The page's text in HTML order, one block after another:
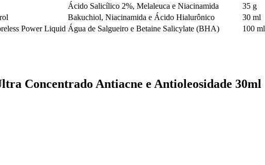
Ácido Salicílico 2%, Melaleuca e Niacinamida 35 g
Bakuchiol, Niacinamida e Ácido Hialurônico 30 ml
Power Liquid Água de Salgueiro e Betaine Salicylate (BHA) 100 ml
Concentrado Antiacne e Antioleosidade 30ml